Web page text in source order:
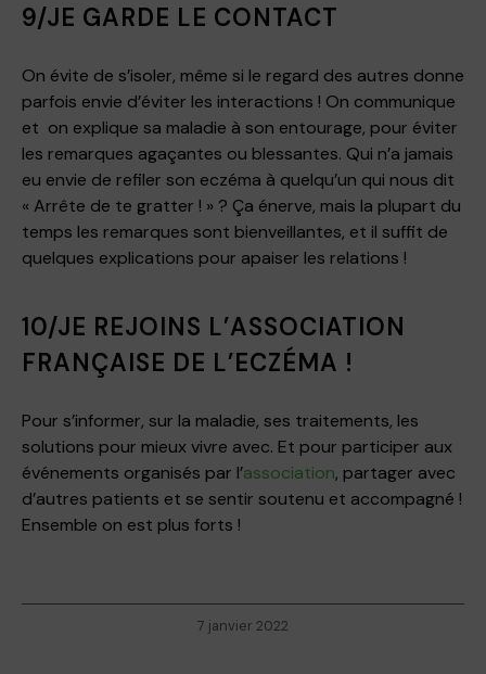
9/JE GARDE LE CONTACT
On évite de s’isoler, même si le regard des autres donne
parfois envie d’éviter les interactions ! On communique
et on explique sa maladie à son entourage, pour éviter
les remarques agaçantes ou blessantes. Qui n’a jamais
eu envie de refiler son eczéma à quelqu’un qui nous dit
« Arrête de te gratter ! » ? Ça énerve, mais la plupart du
temps les remarques sont bienveillantes, et il suffit de
quelques explications pour apaiser les relations !
10/JE REJOINS L’ASSOCIATION
FRANÇAISE DE L’ECZÉMA !
Pour s’informer, sur la maladie, ses traitements, les
solutions pour mieux vivre avec. Et pour participer aux
événements organisés par l’association, partager avec
d’autres patients et se sentir soutenu et accompagné !
Ensemble on est plus forts !
7 janvier 2022